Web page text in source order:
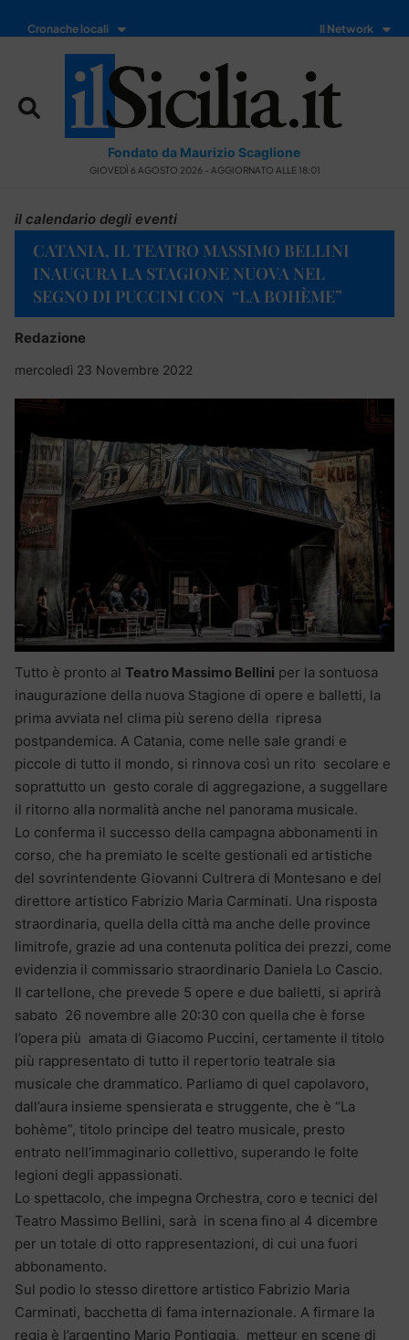
Cronache locali Il Network
Fondato da Maurizio Scaglione
GIOVEDÌ 6 AGOSTO 2026 - AGGIORNATO ALLE 18:01
il calendario degli eventi
CATANIA, IL TEATRO MASSIMO BELLINI
INAUGURA LA STAGIONE NUOVA NEL
SEGNO DI PUCCINI CON “LA BOHÈME”
Redazione
mercoledì 23 Novembre 2022
Tutto è pronto al Teatro Massimo Bellini per la sontuosa
inaugurazione della nuova Stagione di opere e balletti, la
prima avviata nel clima più sereno della ripresa
postpandemica. A Catania, come nelle sale grandi e
piccole di tutto il mondo, si rinnova così un rito secolare e
soprattutto un gesto corale di aggregazione, a suggellare
il ritorno alla normalità anche nel panorama musicale.
Lo conferma il successo della campagna abbonamenti in
corso, che ha premiato le scelte gestionali ed artistiche
del sovrintendente Giovanni Cultrera di Montesano e del
direttore artistico Fabrizio Maria Carminati. Una risposta
straordinaria, quella della città ma anche delle province
limitrofe, grazie ad una contenuta politica dei prezzi, come
evidenzia il commissario straordinario Daniela Lo Cascio.
Il cartellone, che prevede 5 opere e due balletti, si aprirà
sabato 26 novembre alle 20:30 con quella che è forse
l’opera più amata di Giacomo Puccini, certamente il titolo
più rappresentato di tutto il repertorio teatrale sia
musicale che drammatico. Parliamo di quel capolavoro,
dall’aura insieme spensierata e struggente, che è “La
bohème”, titolo principe del teatro musicale, presto
entrato nell’immaginario collettivo, superando le folte
legioni degli appassionati.
Lo spettacolo, che impegna Orchestra, coro e tecnici del
Teatro Massimo Bellini, sarà in scena fino al 4 dicembre
per un totale di otto rappresentazioni, di cui una fuori
abbonamento.
Sul podio lo stesso direttore artistico Fabrizio Maria
Carminati, bacchetta di fama internazionale. A firmare la
regia è l’argentino Mario Pontiggia, metteur en scene di